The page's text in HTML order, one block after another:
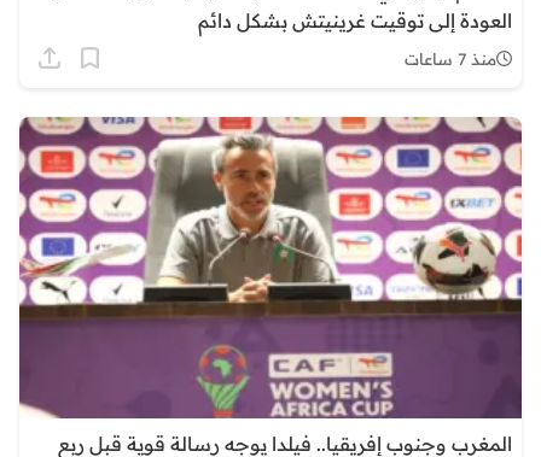
العودة إلى توقيت غرينيتش بشكل دائم
منذ 7 ساعات
المغرب وجنوب إفريقيا.. فيلدا يوجه رسالة قوية قبل ربع